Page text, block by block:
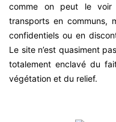
comme on peut le voir
transports en communs,
confidentiels ou en
Le site n’est quasiment
totalement enclavé du
végétation et du relief.